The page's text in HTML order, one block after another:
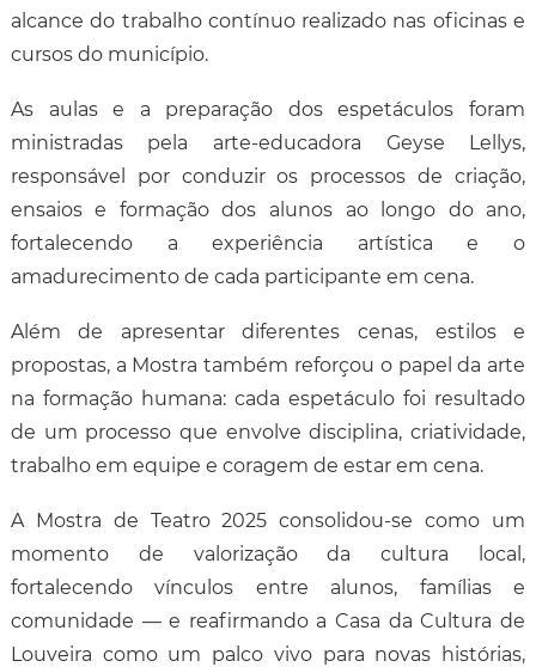
alcance do trabalho contínuo realizado nas oficinas e
cursos do município.
As aulas e a preparação dos espetáculos foram
ministradas pela arte-educadora Geyse Lellys,
responsável por conduzir os processos de criação,
ensaios e formação dos alunos ao longo do ano,
fortalecendo a experiência artística e o
amadurecimento de cada participante em cena.
Além de apresentar diferentes cenas, estilos e
propostas, a Mostra também reforçou o papel da arte
na formação humana: cada espetáculo foi resultado
de um processo que envolve disciplina, criatividade,
trabalho em equipe e coragem de estar em cena.
A Mostra de Teatro 2025 consolidou-se como um
momento de valorização da cultura local,
fortalecendo vínculos entre alunos, famílias e
comunidade — e reafirmando a Casa da Cultura de
Louveira como um palco vivo para novas histórias,